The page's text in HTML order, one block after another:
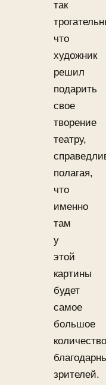
так
что
художник
решил
подарить
свое
творение
театру,
полагая,
что
именно
там
у
этой
картины
будет
самое
большое
количество
зрителей.